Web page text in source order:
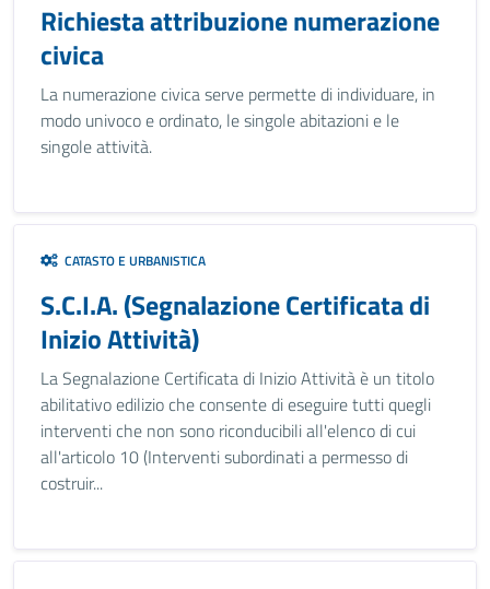
Richiesta attribuzione numerazione
civica
La numerazione civica serve permette di individuare, in
modo univoco e ordinato, le singole abitazioni e le
singole attività.
CATASTO E URBANISTICA
S.C.I.A. (Segnalazione Certificata di
Inizio Attività)
La Segnalazione Certificata di Inizio Attività è un titolo
abilitativo edilizio che consente di eseguire tutti quegli
interventi che non sono riconducibili all'elenco di cui
all'articolo 10 (Interventi subordinati a permesso di
costruir...